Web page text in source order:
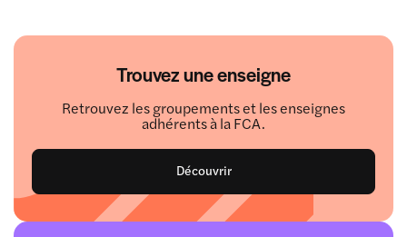
Trouvez une enseigne
Retrouvez les groupements et les enseignes
adhérents à la FCA.
Découvrir